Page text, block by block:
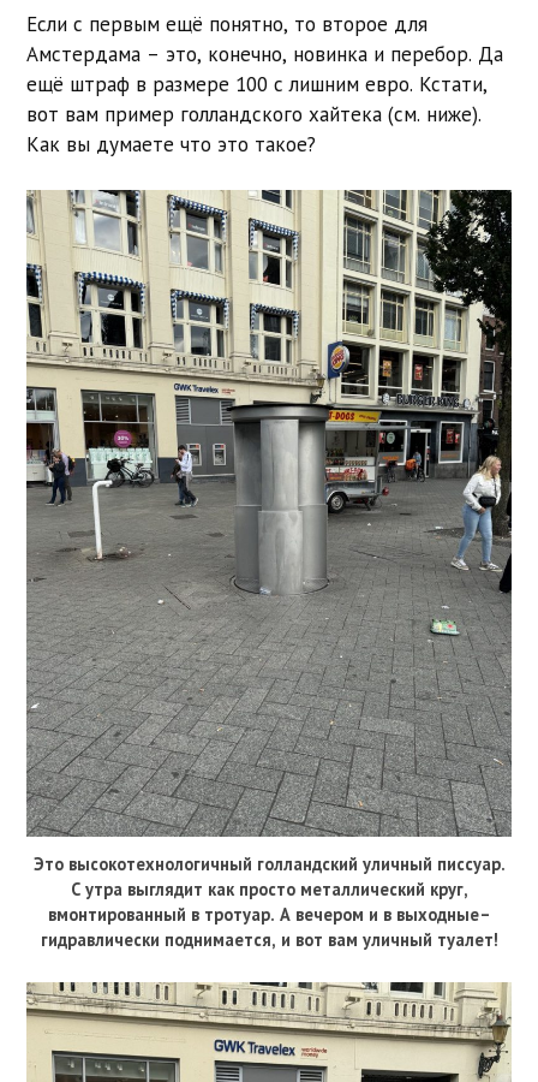
Если с первым ещё понятно, то второе для
Амстердама – это, конечно, новинка и перебор. Да
ещё штраф в размере 100 с лишним евро. Кстати,
вот вам пример голландского хайтека (см. ниже).
Как вы думаете что это такое?
Это высокотехнологичный голландский уличный писсуар.
С утра выглядит как просто металлический круг,
вмонтированный в тротуар. А вечером и в выходные–
гидравлически поднимается, и вот вам уличный туалет!